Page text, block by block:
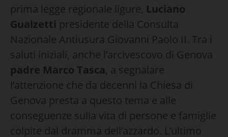
prima legge regionale ligure, Luciano
Gualzetti presidente della Consulta
Nazionale Antiusura Giovanni Paolo II. Tra i
saluti iniziali, anche l’arcivescovo di Genova
padre Marco Tasca, a segnalare
l’attenzione che da decenni la Chiesa di
Genova presta a questo tema e alle
conseguenze sulla vita di persone e famiglie
colpite dal dramma dell’azzardo. L’ultimo